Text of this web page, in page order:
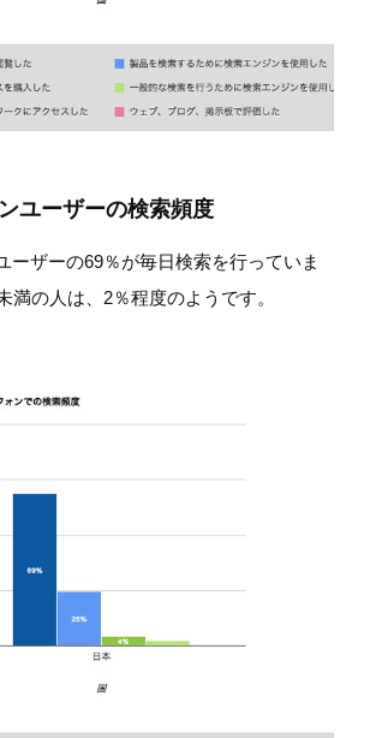
ユーザーの検索頻度
ーザーの69％が毎日検索を行っていま
満の人は、2％程度のようです。